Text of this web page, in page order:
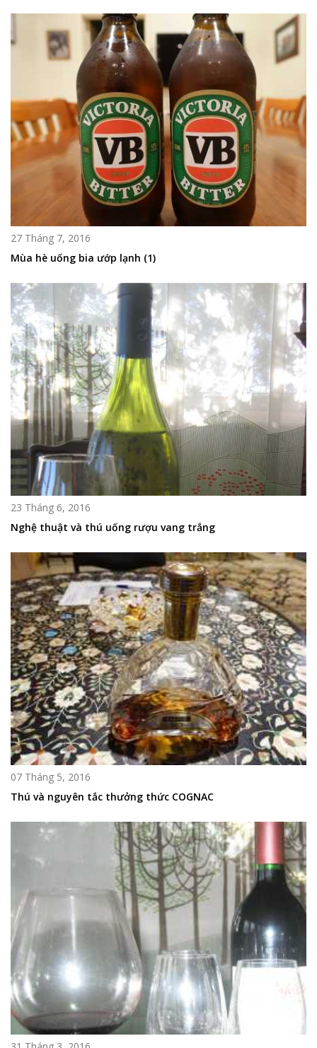
27 Tháng 7, 2016
Mùa hè uống bia ướp lạnh (1)
23 Tháng 6, 2016
Nghệ thuật và thú uống rượu vang trắng
07 Tháng 5, 2016
Thú và nguyên tắc thưởng thức COGNAC